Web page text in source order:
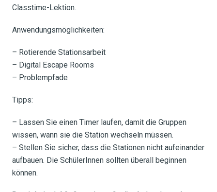
Classtime-Lektion.
Anwendungsmöglichkeiten:
– Rotierende Stationsarbeit
– Digital Escape Rooms
– Problempfade
Tipps:
– Lassen Sie einen Timer laufen, damit die Gruppen
wissen, wann sie die Station wechseln müssen.
– Stellen Sie sicher, dass die Stationen nicht aufeinander
aufbauen. Die SchülerInnen sollten überall beginnen
können.